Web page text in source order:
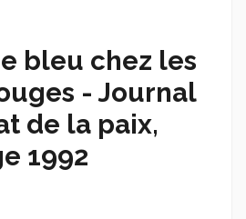
bleu chez les
- Journal
de la paix,
1992